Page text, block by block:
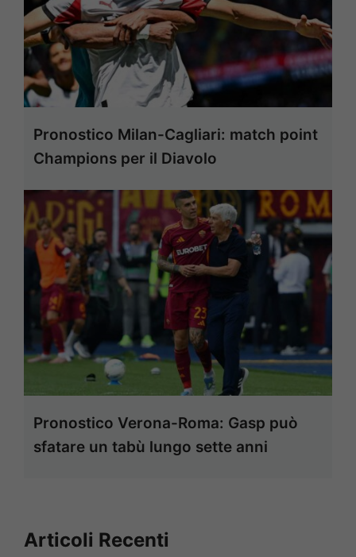
Pronostico Milan-Cagliari: match point
Champions per il Diavolo
Pronostico Verona-Roma: Gasp può
sfatare un tabù lungo sette anni
Articoli Recenti